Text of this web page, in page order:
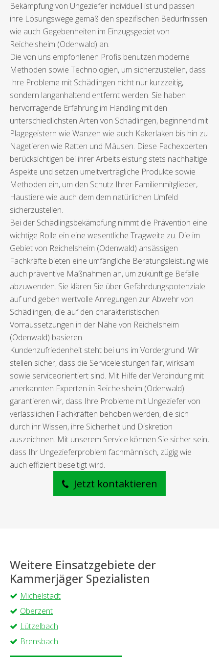
Bekämpfung von Ungeziefer individuell ist und passen
ihre Lösungswege gemäß den spezifischen Bedürfnissen
wie auch Gegebenheiten im Einzugsgebiet von
Reichelsheim (Odenwald) an.
Die von uns empfohlenen Profis benutzen moderne
Methoden sowie Technologien, um sicherzustellen, dass
Ihre Probleme mit Schädlingen nicht nur kurzzeitig,
sondern langanhaltend entfernt werden. Sie haben
hervorragende Erfahrung im Handling mit den
unterschiedlichsten Arten von Schädlingen, beginnend mit
Plagegeistern wie Wanzen wie auch Kakerlaken bis hin zu
Nagetieren wie Ratten und Mäusen. Diese Fachexperten
berücksichtigen bei ihrer Arbeitsleistung stets nachhaltige
Aspekte und setzen umeltverträgliche Produkte sowie
Methoden ein, um den Schutz Ihrer Familienmitglieder,
Haustiere wie auch dem dem natürlichen Umfeld
sicherzustellen.
Bei der Schädlingsbekämpfung nimmt die Prävention eine
wichtige Rolle ein eine wesentliche Tragweite zu. Die im
Gebiet von Reichelsheim (Odenwald) ansässigen
Fachkräfte bieten eine umfängliche Beratungsleistung wie
auch präventive Maßnahmen an, um zukünftige Befälle
abzuwenden. Sie klären Sie über Gefährdungspotenziale
auf und geben wertvolle Anregungen zur Abwehr von
Schädlingen, die auf den charakteristischen
Vorraussetzungen in der Nähe von Reichelsheim
(Odenwald) basieren.
Kundenzufriedenheit steht bei uns im Vordergrund. Wir
stellen sicher, dass die Serviceleistungen fair, wirksam
sowie serviceorientiert sind. Mit Hilfe der Verbindung mit
anerkannten Experten in Reichelsheim (Odenwald)
garantieren wir, dass Ihre Probleme mit Ungeziefer von
verlässlichen Fachkräften behoben werden, die sich
durch ihr Wissen, ihre Sicherheit und Diskretion
auszeichnen. Mit unserem Service können Sie sicher sein,
dass Ihr Ungezieferproblem fachmännisch, zügig wie
auch effizient beseitigt wird.
Jetzt kontaktieren
Weitere Einsatzgebiete der
Kammerjäger Spezialisten
Michelstadt
Oberzent
Lützelbach
Brensbach